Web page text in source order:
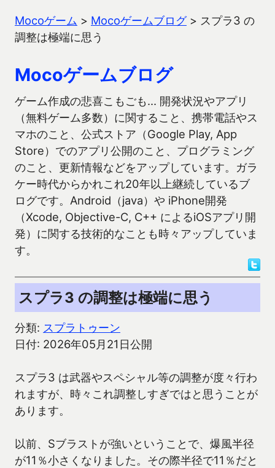
Mocoゲーム > Mocoゲームブログ> スプラ3 の
調整は極端に思う
Mocoゲームブログ
ゲーム作成の悲喜こもごも… 開発状況やアプリ
（無料ゲーム多数）に関すること、携帯電話やス
マホのこと、公式ストア（Google Play, App
Store）でのアプリ公開のこと、プログラミング
のこと、更新情報などをアップしています。ガラ
ケー時代からかれこれ20年以上継続しているブ
ログです。Android（java）や iPhone開発
（Xcode, Objective-C, C++ によるiOSアプリ開
発）に関する技術的なことも時々アップしていま
す。
スプラ3 の調整は極端に思う
分類: スプラトゥーン
日付: 2026年05月21日公開
スプラ3 は武器やスペシャル等の調整が度々行わ
れますが、時々これ調整しすぎではと思うことが
あります。
以前、Sブラストが強いということで、爆風半径
が11％小さくなりました。その際半径で11％だと